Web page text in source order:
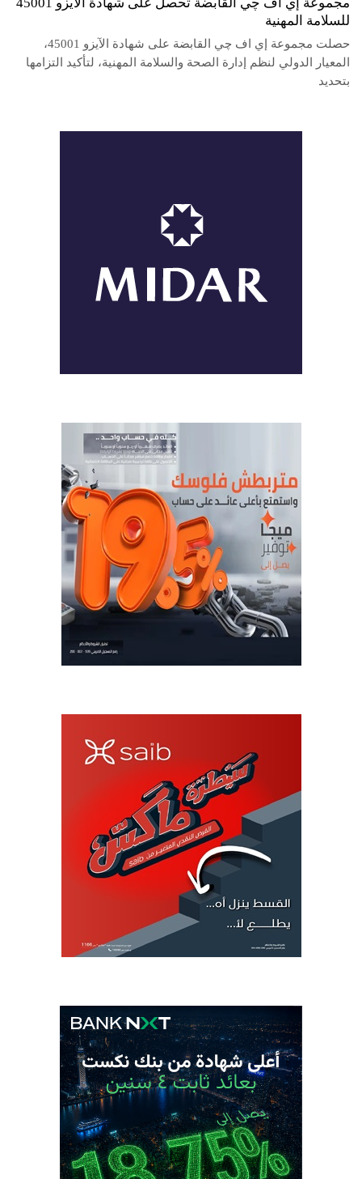
للسلامة المهنية
حصلت مجموعة إي اف چي القابضة على شهادة الآيزو 45001،
المعيار الدولي لنظم إدارة الصحة والسلامة المهنية، لتأكيد التزامها
بتحديد